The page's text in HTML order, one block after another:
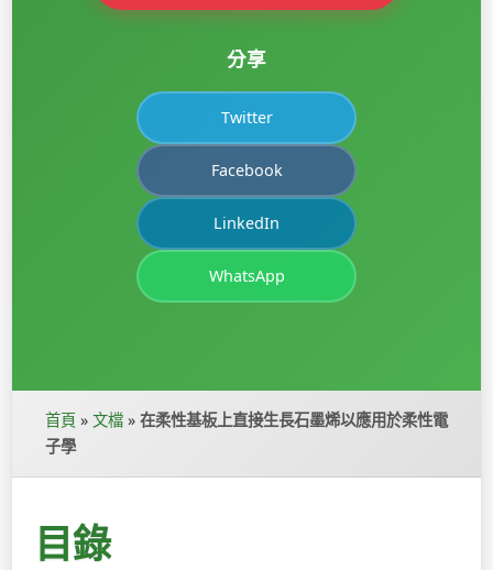
分享
Twitter
Facebook
LinkedIn
WhatsApp
首頁 » 文檔 » 在柔性基板上直接生長石墨烯以應用於柔性電
子學
目錄